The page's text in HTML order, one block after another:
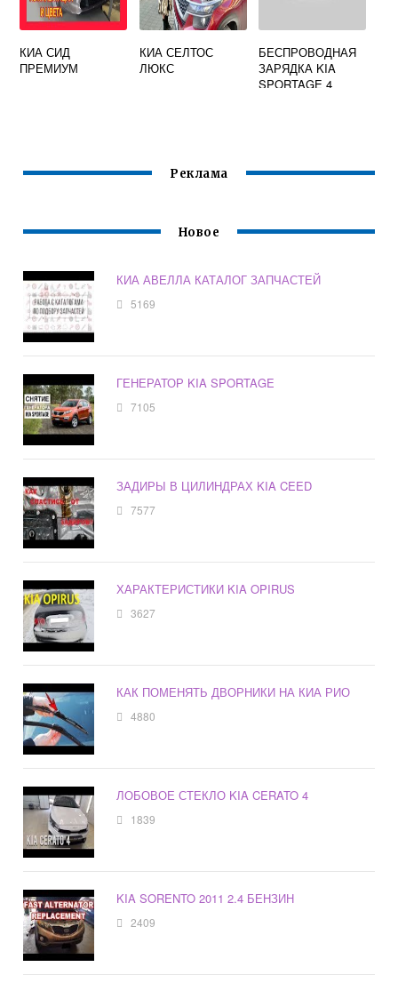
КИА СИД
ПРЕМИУМ
КИА СЕЛТОС
ЛЮКС
БЕСПРОВОДНАЯ
ЗАРЯДКА KIA
SPORTAGE 4
Реклама
Новое
КИА АВЕЛЛА КАТАЛОГ ЗАПЧАСТЕЙ
5169
ГЕНЕРАТОР KIA SPORTAGE
7105
ЗАДИРЫ В ЦИЛИНДРАХ KIA CEED
7577
ХАРАКТЕРИСТИКИ KIA OPIRUS
3627
КАК ПОМЕНЯТЬ ДВОРНИКИ НА КИА РИО
4880
ЛОБОВОЕ СТЕКЛО KIA CERATO 4
1839
KIA SORENTO 2011 2.4 БЕНЗИН
2409